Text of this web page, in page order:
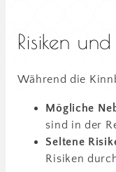
Risiken
Während die
Mögliche
sind in der
Seltene
Risiken